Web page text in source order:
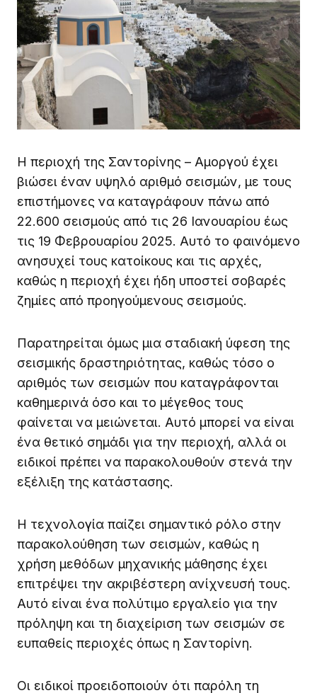
Η περιοχή της Σαντορίνης – Αμοργού έχει
βιώσει έναν υψηλό αριθμό σεισμών, με τους
επιστήμονες να καταγράφουν πάνω από
22.600 σεισμούς από τις 26 Ιανουαρίου έως
τις 19 Φεβρουαρίου 2025. Αυτό το φαινόμενο
ανησυχεί τους κατοίκους και τις αρχές,
καθώς η περιοχή έχει ήδη υποστεί σοβαρές
ζημίες από προηγούμενους σεισμούς.
Παρατηρείται όμως μια σταδιακή ύφεση της
σεισμικής δραστηριότητας, καθώς τόσο ο
αριθμός των σεισμών που καταγράφονται
καθημερινά όσο και το μέγεθος τους
φαίνεται να μειώνεται. Αυτό μπορεί να είναι
ένα θετικό σημάδι για την περιοχή, αλλά οι
ειδικοί πρέπει να παρακολουθούν στενά την
εξέλιξη της κατάστασης.
Η τεχνολογία παίζει σημαντικό ρόλο στην
παρακολούθηση των σεισμών, καθώς η
χρήση μεθόδων μηχανικής μάθησης έχει
επιτρέψει την ακριβέστερη ανίχνευσή τους.
Αυτό είναι ένα πολύτιμο εργαλείο για την
πρόληψη και τη διαχείριση των σεισμών σε
ευπαθείς περιοχές όπως η Σαντορίνη.
Οι ειδικοί προειδοποιούν ότι παρόλη τη